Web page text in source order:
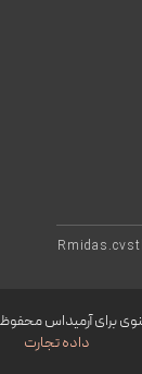
برای آرمیداس
داده تجارت